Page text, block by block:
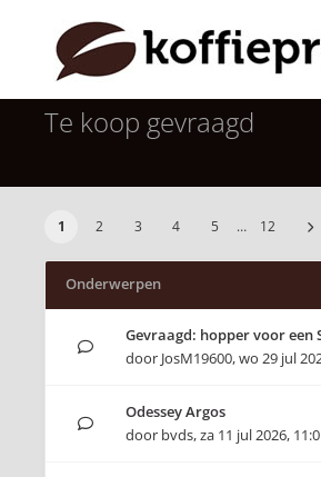
Te koop gevraagd
1 2 3 4 5 … 12
Onderwerpen
Gevraagd: hopper voor een
door JosM19600,wo 29 jul
Odessey Argos
door bvds,za 11 jul 2026,